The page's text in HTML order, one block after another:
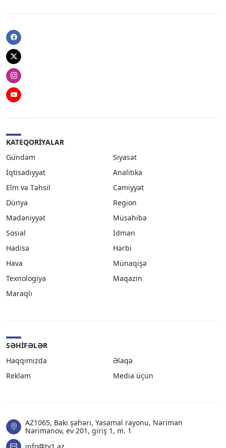
Facebook
Twitter
Instagram
Youtube
KATEQORIYALAR
Gündəm
Siyasət
İqtisadiyyat
Analitika
Elm və Təhsil
Cəmiyyət
Dünya
Region
Mədəniyyət
Müsahibə
Sosial
İdman
Hadisə
Hərbi
Hava
Münaqişə
Texnologiya
Maqazin
Maraqlı
SƏHIFƏLƏR
Haqqımızda
Əlaqə
Reklam
Media üçün
AZ1065, Bakı şəhəri, Yasamal rayonu, Nəriman
Nərimanov, ev 201, giriş 1, m. 1
info@tv1.az